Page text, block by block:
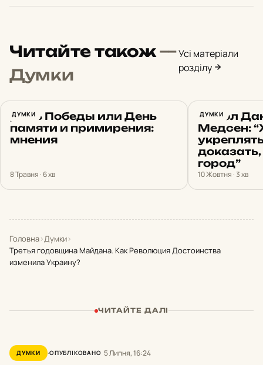
Читайте також—
Думки
Усі матеріали
розділу
ДУМКИ
День Победы или День
памяти и примирения:
мнения
8 Травня · 6 хв
ДУМКИ
Посол
Медсен:
город”
10 Жовтня · 3 хв
Головна›Думки›
Третья годовщина Майдана. Как Революция Достоинства
изменила Украину?
ЧИТАЙТЕ ДАЛІ
ДУМКИ ОПУБЛІКОВАНО 5 Липня, 16:24